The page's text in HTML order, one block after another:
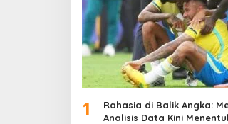
1
Rahasia di Balik Angka:
Analisis Data Kini